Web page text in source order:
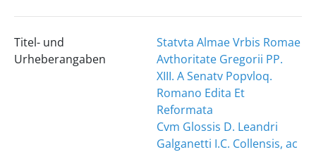
Titel- und
Urheberangaben
Statvta Almae Vrbis Romae
Avthoritate Gregorii PP.
XIII. A Senatv Popvloq.
Romano Edita Et
Reformata
Cvm Glossis D. Leandri
Galganetti I.C. Collensis, ac